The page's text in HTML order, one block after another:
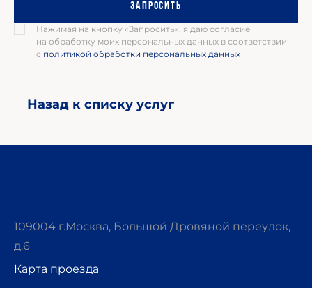
Назад к списку услуг
Запросить
Нажимая на кнопку «Запросить», я даю согласие
на обработку моих персональных данных в соответствии
с политикой обработки персональных данных
109004 г.Москва, Большой Дровяной переулок,
д.6
Карта проезда